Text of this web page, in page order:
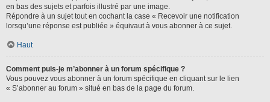
en bas des sujets et parfois illustré par une image.
Répondre à un sujet tout en cochant la case « Recevoir une notification
lorsqu’une réponse est publiée » équivaut à vous abonner à ce sujet.
Haut
Comment puis-je m’abonner à un forum spécifique ?
Vous pouvez vous abonner à un forum spécifique en cliquant sur le lien
« S’abonner au forum » situé en bas de la page du forum.